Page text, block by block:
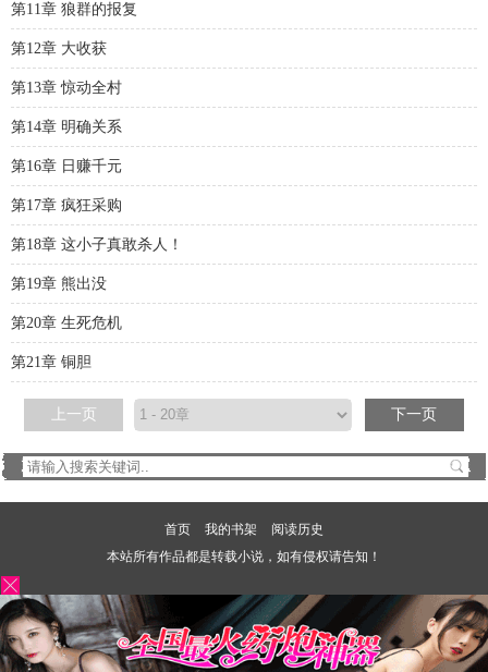
第11章 狼群的报复
第12章 大收获
第13章 惊动全村
第14章 明确关系
第16章 日赚千元
第17章 疯狂采购
第18章 这小子真敢杀人！
第19章 熊出没
第20章 生死危机
第21章 铜胆
上一页 下一页
首页 我的书架
阅读历史
本站所有作品都是转载小说，如有侵权请告知！